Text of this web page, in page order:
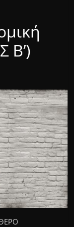
Β’)